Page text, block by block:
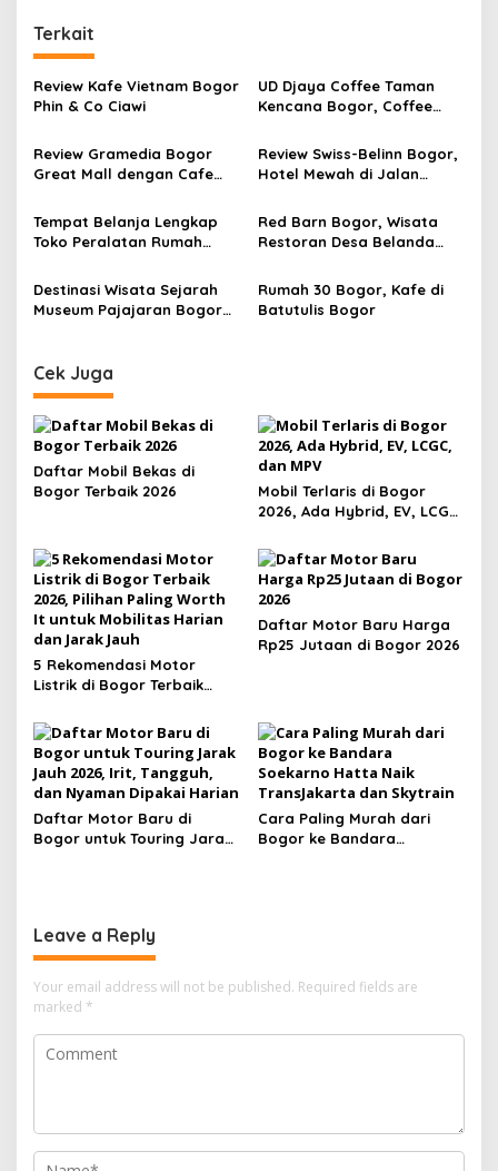
Terkait
Review Kafe Vietnam Bogor
Phin & Co Ciawi
UD Djaya Coffee Taman
Kencana Bogor, Coffee
yang Nyaman untuk Work
From Cafe
Review Gramedia Bogor
Great Mall dengan Cafe
Review Swiss-Belinn Bogor,
Hotel Mewah di Jalan
Tempat Belanja Lengkap
Toko Peralatan Rumah
di Yasmin
Red Barn Bogor, Wisata
Restoran Desa Belanda
Sukamakmur dengan
Pemandangan Perbukitan
Destinasi Wisata Sejarah
Museum Pajajaran Bogor
Rumah 30 Bogor, Kafe di
Batutulis Bogor
Cek Juga
Daftar Mobil Bekas di
Bogor Terbaik 2026
Mobil Terlaris di Bogor
2026, Ada Hybrid, EV, LCGC,
5 Rekomendasi Motor
Listrik di Bogor Terbaik
untuk Mobilitas Harian dan
Jarak Jauh
Daftar Motor Baru Harga
Rp25 Jutaan di Bogor 2026
Daftar Motor Baru di
Bogor untuk Touring Jarak
Cara Paling Murah dari
Bogor ke Bandara
Leave a Reply
Your email address will not be published. Required fields are
marked *